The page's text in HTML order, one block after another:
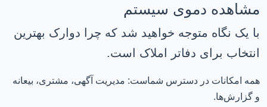
مشاهده دموی سیستم
با یک نگاه متوجه خواهید شد که چرا دوارک بهترین
انتخاب برای دفاتر املاک است.
همه امکانات در دسترس شماست: مدیریت آگهی، مشتری، بیعانه
و گزارش‌ها.